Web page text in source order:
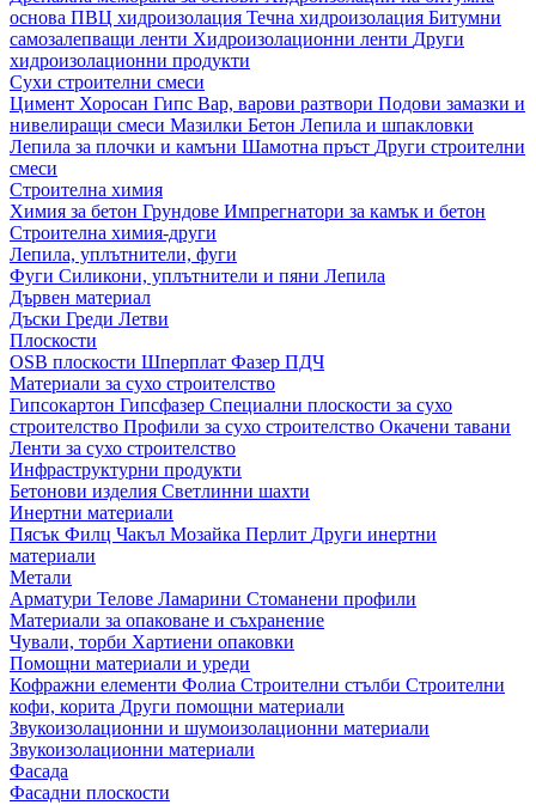
основа ПВЦ хидроизолация Течна хидроизолация Битумни
самозалепващи ленти Хидроизолационни ленти Други
хидроизолационни продукти
Сухи строителни смеси
Цимент Хоросан Гипс Вар, варови разтвори Подови замазки и
нивелиращи смеси Мазилки Бетон Лепила и шпакловки
Лепила за плочки и камъни Шамотна пръст Други строителни
смеси
Строителна химия
Химия за бетон Грундове Импрегнатори за камък и бетон
Строителна химия-други
Лепила, уплътнители, фуги
Фуги Силикони, уплътнители и пяни Лепила
Дървен материал
Дъски Греди Летви
Плоскости
OSB плоскости Шперплат Фазер ПДЧ
Материали за сухо строителство
Гипсокартон Гипсфазер Специални плоскости за сухо
строителство Профили за сухо строителство Окачени тавани
Ленти за сухо строителство
Инфраструктурни продукти
Бетонови изделия Светлинни шахти
Инертни материали
Пясък Филц Чакъл Мозайкa Перлит Други инертни
материали
Метали
Арматури Телове Ламарини Стоманени профили
Материали за опаковане и съхранение
Чували, торби Хартиени опаковки
Помощни материали и уреди
Кофражни елементи Фолиа Строителни стълби Строителни
кофи, корита Други помощни материали
Звукоизолационни и шумоизолационни материали
Звукоизолационни материали
Фасада
Фасадни плоскости